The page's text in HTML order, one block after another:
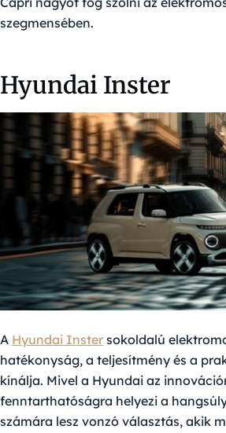
szegmensében.
Hyundai Inster
A Hyundai Inster sokoldalú
hatékonyság, a teljesítmény és a
kínálja. Mivel a Hyundai az
fenntarthatóságra helyezi a
számára lesz vonzó választás, akik